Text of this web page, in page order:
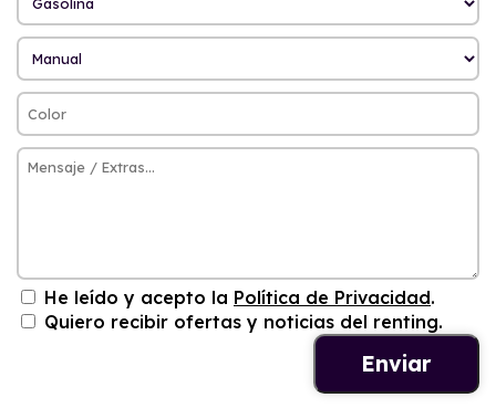
He leído y acepto la Política de Privacidad.
Quiero recibir ofertas y noticias del renting.